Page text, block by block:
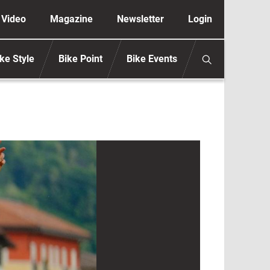
secondaria anonimo
Video Magazine Newsletter Login
Style Bike Point Bike Events